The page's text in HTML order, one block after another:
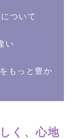
ついて
い
もっと豊か
く、心地